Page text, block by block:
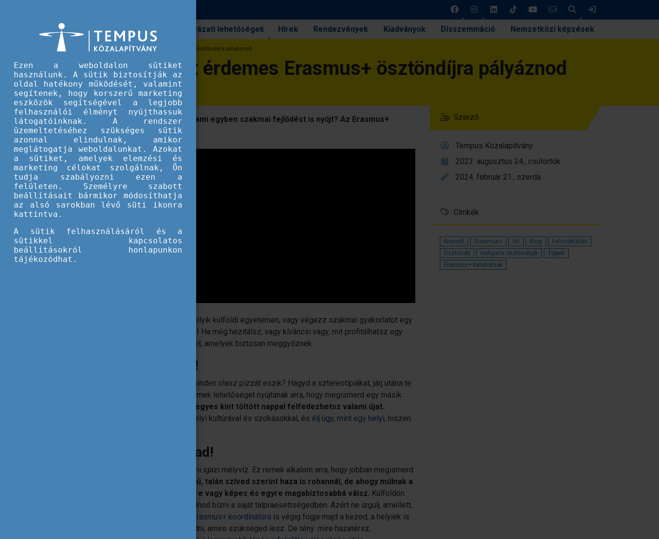
Keresés
Pályázati lehetőségek Hírek Rendezvények Kiadványok Disszemináció Nemzetközi képzések
5 + 1 érv, amiért érdemes Erasmus+ ösztöndíjra pályáznod
5 + 1 érv, amiért érdemes Erasmus+ ösztöndíjra pályáznod
Olyan életre szóló élményre vágysz, ami egyben szakmai fejlődést is nyújt? Az Erasmus+
ösztöndíjat neked találták ki!
Tölts egy (vagy akár több) félévet valamelyik külföldi egyetemen, vagy végezz szakmai gyakorlatot egy
másik országban ösztöndíjtámogatással! Ha még hezitálsz, vagy kíváncsi vagy, mit profitálhatsz egy
Erasmus+ időszakból, mutatunk 5+1 érvet, amelyek biztosan meggyőznek:
1. Fedezd fel a világot!
Valóban olyan precízek a németek? És minden olasz pizzát eszik? Hagyd a sztereotípiákat, járj utána te
A külföldi ösztöndíjprogramok remek lehetőséget nyújtanak arra, hogy megismerd egy másik
Minden egyes kint töltött nappal felfedezhetsz valami újat.
, a helyi kultúrával és szokásokkal, és élj úgy, mint egy helyi, hiszen
2. Növeld az önbizalmad!
Egy idegen országban egyedül boldogulni igazi mélyvíz. Ez remek alkalom arra, hogy jobban megismerd
Az elején nem lesz könnyű, talán szíved szerint haza is rohannál, de ahogy múlnak a
napok, rá fogsz jönni, mennyi mindenre vagy képes és egyre magabiztosabbá válsz. Külföldön
nincsenek ott a szülők, így meg kell tanulnod bízni a saját talpraesettségedben. Azért ne izgulj, amellett,
Erasmus+ koordinátora is végig fogja majd a kezed, a helyiek is
minden segítséget meg fognak neked adni, amire szükséged lesz. De tény: mire hazatérsz,
Szerző
Tempus Közalapítvány
2023. augusztus 24., csütörtök
2024. február 21., szerda
Címkék
Kiemelt Erasmus+ Hír Blog
Felsőoktatás
Ösztöndíj
Hallgatói ösztöndíjak
Tippek
Erasmus+ fiataloknak
Ezen a weboldalon sütiket
használunk. A sütik biztosítják az
oldal hatékony működését, valamint
segítenek, hogy korszerű marketing
eszközök segítségével a legjobb
felhasználói élményt nyújthassuk
látogatóinknak. A rendszer
üzemeltetéséhez szükséges sütik
azonnal elindulnak, amikor
meglátogatja weboldalunkat. Azokat
a sütiket, amelyek elemzési és
marketing célokat szolgálnak, Ön
tudja szabályozni ezen a
felületen. Személyre szabott
beállításait bármikor módosíthatja
az alsó sarokban lévő süti ikonra
kattintva.
A sütik felhasználásáról és a
sütikkel kapcsolatos
beállításokról honlapunkon
tájékozódhat.